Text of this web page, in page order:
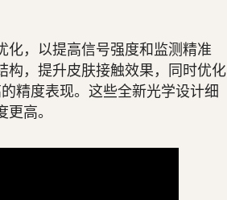
化，以提高信号强度和监测精准
构，提升皮肤接触效果，同时优化
精度表现。这些全新光学设计细
高。